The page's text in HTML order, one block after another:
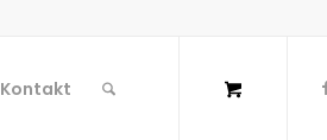
Kontakt